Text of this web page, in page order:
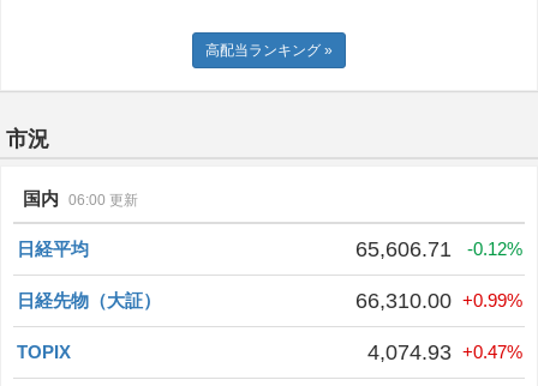
高配当ランキング »
市況
国内 06:00 更新
日経平均 65,606.71 -0.12%
日経先物（大証） 66,310.00 +0.99%
TOPIX 4,074.93 +0.47%